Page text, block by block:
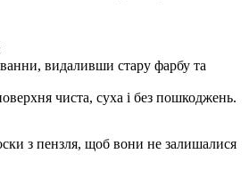
видаливши стару фарбу та
чиста, суха і без пошкоджень.
з пензля, щоб вони не залишалися